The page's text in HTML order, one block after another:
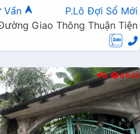
Vấn
P.Lô Đợi Sổ Mới
Giao Thông Thuận Tiện
B 4642